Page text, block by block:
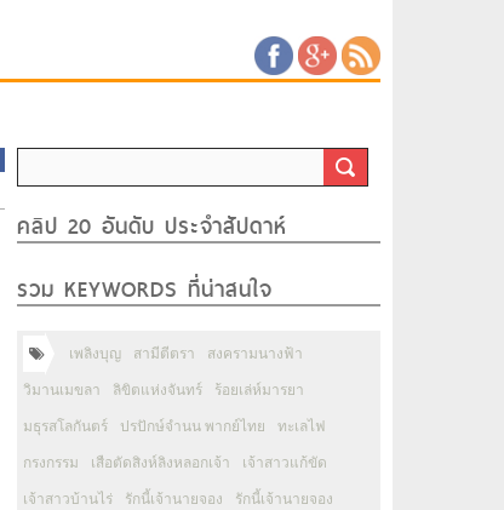
คลิป 20 อันดับ ประจำสัปดาห์
รวม KEYWORDS ที่น่าสนใจ
เพลิงบุญ สามีตีตรา สงครามนางฟ้า
วิมานเมขลา ลิขิตแห่งจันทร์ ร้อยเล่ห์มารยา
มธุรสโลกันตร์ ปรปักษ์จำนน พากย์ไทย ทะเลไฟ
กรงกรรม เสือตัดสิงห์ลิงหลอกเจ้า เจ้าสาวแก้ขัด
เจ้าสาวบ้านไร่ รักนี้เจ้านายจอง รักนี้เจ้านายจอง